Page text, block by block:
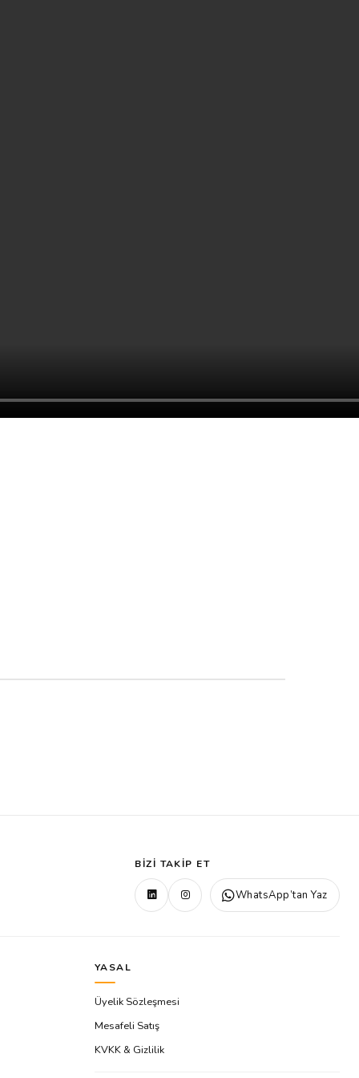
BIZI TAKIP ET
WhatsApp’tan Yaz
YASAL
Üyelik Sözleşmesi
Mesafeli Satış
KVKK & Gizlilik